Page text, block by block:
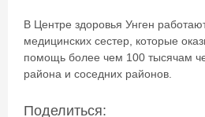
В Центре здоровья Унген
медицинских сестер, которые
помощь более чем 100 тысячам
района и соседних районов.
Поделиться: